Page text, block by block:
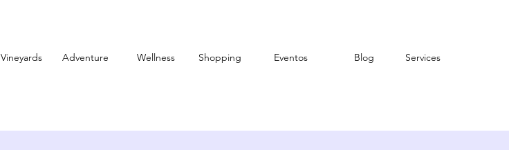
Vineyards Adventure Wellness Shopping Eventos Blog Services